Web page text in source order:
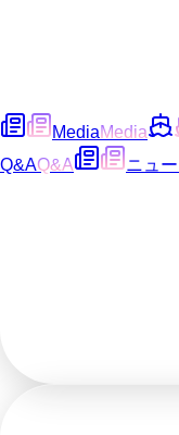
MediaMedia
Q&AQ&A ニュ